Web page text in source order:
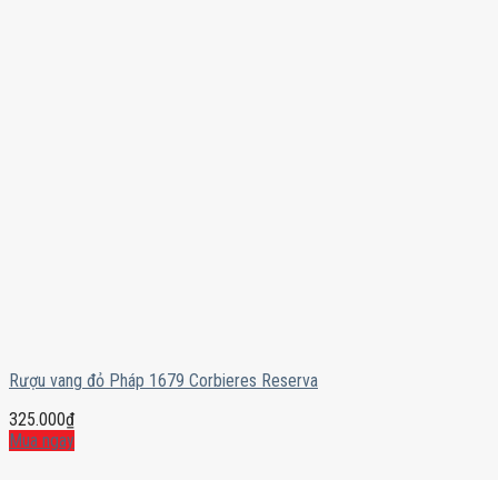
Rượu vang đỏ Pháp 1679 Corbieres Reserva
325.000₫
Mua ngay